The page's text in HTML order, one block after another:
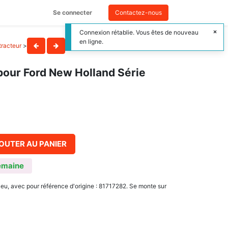
Se connecter Contactez-nous
>
Ford New Holland Série
AU PANIER
avec pour référence d'origine : 81717282. Se monte sur
Connexion rétablie. Vous êtes de nouveau
en ligne.